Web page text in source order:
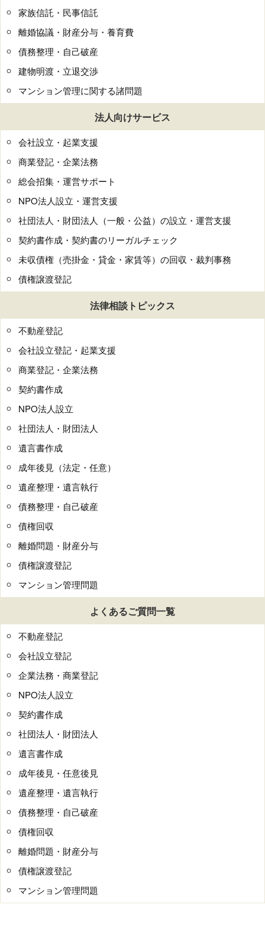
家族信託・民事信託
離婚協議・財産分与・養育費
債務整理・自己破産
建物明渡・立退交渉
マンション管理に関する諸問題
法人向けサービス
会社設立・起業支援
商業登記・企業法務
総会招集・運営サポート
NPO法人設立・運営支援
社団法人・財団法人（一般・公益）の設立・運営支援
契約書作成・契約書のリーガルチェック
未収債権（売掛金・貸金・家賃等）の回収・裁判事務
債権譲渡登記
法律相談トピックス
不動産登記
会社設立登記・起業支援
商業登記・企業法務
契約書作成
NPO法人設立
社団法人・財団法人
遺言書作成
成年後見（法定・任意）
遺産整理・遺言執行
債務整理・自己破産
債権回収
離婚問題・財産分与
債権譲渡登記
マンション管理問題
よくあるご質問一覧
不動産登記
会社設立登記
企業法務・商業登記
NPO法人設立
契約書作成
社団法人・財団法人
遺言書作成
成年後見・任意後見
遺産整理・遺言執行
債務整理・自己破産
債権回収
離婚問題・財産分与
債権譲渡登記
マンション管理問題